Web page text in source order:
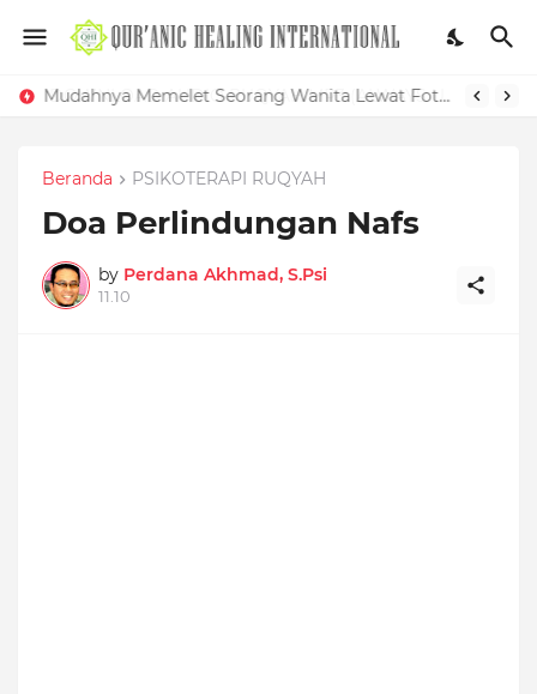
Mudahnya Memelet Seorang Wanita Lewat Foto di Facebook
Beranda PSIKOTERAPI RUQYAH
Doa Perlindungan Nafs
by Perdana Akhmad, S.Psi
11.10